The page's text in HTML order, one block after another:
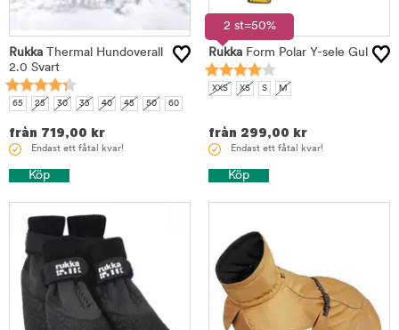
Rukka Thermal Hundoverall
2.0 Svart
65 25 30 35 40 45 50 60
från 719,00 kr
Endast ett fåtal kvar!
Köp
2 st=50%
Rukka Form Polar Y-sele Gul
XXS XS S M
från 299,00 kr
Endast ett fåtal kvar!
Köp